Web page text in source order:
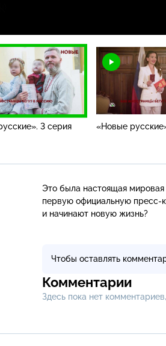
3 серия «Новые
Это была настоящая
первую официальную пресс-
и начинают новую жизнь?
Чтобы оставлять
Комментарии
Здесь пока нет